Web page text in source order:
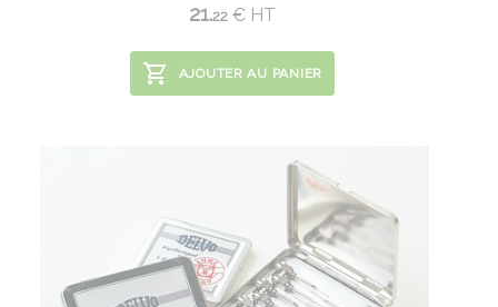
21.22 € HT
AJOUTER AU PANIER